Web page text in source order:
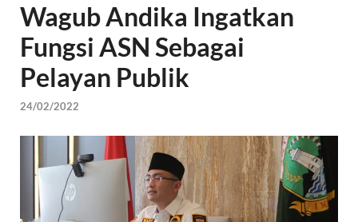
Wagub Andika Ingatkan
Fungsi ASN Sebagai
Pelayan Publik
24/02/2022